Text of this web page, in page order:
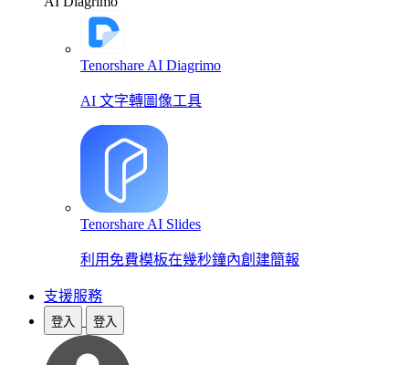
Tenorshare AI Diagrimo
AI 文字轉圖像工具
Tenorshare AI Slides
利用免費模板在幾秒鐘內創建簡報
支援服務
登入 登入